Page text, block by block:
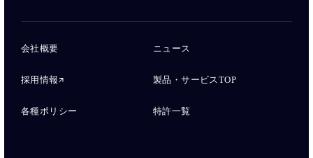
会社概要 ニュース
採用情報 製品・サービスTOP
各種ポリシー 特許一覧